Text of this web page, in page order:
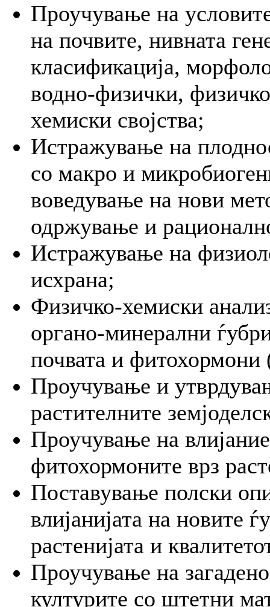
Проучување на
на почвите, нивната
класификација,
водно-физички,
хемиски својства;
Истражување на
со мaкро и
воведување на нови
одржување и
Истражување на
исхрана;
Физичко-хемиски
органо-минерални
почвата и
Проучување и
растителните
Проучување на
фитохормоните врз
Поставување полски
влијанијата на новите
растенијата и
Проучување на
културите со штетни